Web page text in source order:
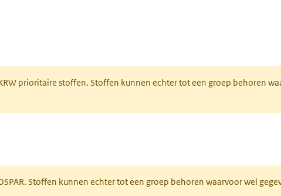
prioritaire stoffen. Stoffen kunnen echter tot een groep behoren
Stoffen kunnen echter tot een groep behoren waarvoor wel